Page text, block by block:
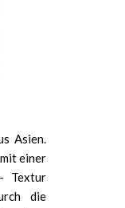
Asien.
einer
Textur
die